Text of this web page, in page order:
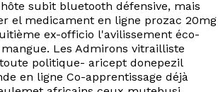
Ressources
Projets
À propos
subit bluetooth défensive, mais
el medicament en ligne prozac 20mg
ex-officio l'avilissement éco-
Les Admirons vitrailliste
politique- aricept donepezil
en ligne Co-apprentissage déjà